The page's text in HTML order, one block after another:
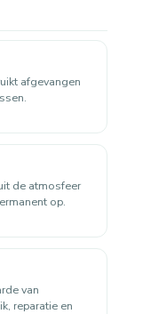
afgevangen
de atmosfeer
op.
van
reparatie en